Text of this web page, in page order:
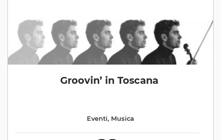
Groovin’ in Toscana
Eventi, Musica